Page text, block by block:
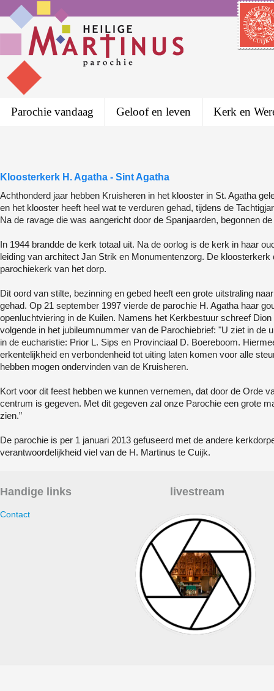
Parochie vandaag Geloof en leven Kerk en
Kloosterkerk H. Agatha - Sint Agatha
Achthonderd jaar hebben Kruisheren in het klooster in St. Agatha
en het klooster heeft heel wat te verduren gehad, tijdens de
Na de ravage die was aangericht door de Spanjaarden, begonnen
In 1944 brandde de kerk totaal uit. Na de oorlog is de kerk in haar
leiding van architect Jan Strik en Monumentenzorg. De kloosterkerk
parochiekerk van het dorp.
Dit oord van stilte, bezinning en gebed heeft een grote uitstraling
gehad. Op 21 september 1997 vierde de parochie H. Agatha haar
openluchtviering in de Kuilen. Namens het Kerkbestuur schreef
volgende in het jubileumnummer van de Parochiebrief: "U ziet in de
in de eucharistie: Prior L. Sips en Provinciaal D. Boereboom.
erkentelijkheid en verbondenheid tot uiting laten komen voor alle
hebben mogen ondervinden van de Kruisheren.
Kort voor dit feest hebben we kunnen vernemen, dat door de Orde
centrum is gegeven. Met dit gegeven zal onze Parochie een grote
zien.”
De parochie is per 1 januari 2013 gefuseerd met de andere
verantwoordelijkheid viel van de H. Martinus te Cuijk.
Handige links
Contact
livestream